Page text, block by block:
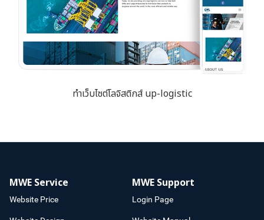
ทำเว็บไซต์โลจิสติกส์ up-logistic
MWE Service
Website Price
MWE Support
Login Page